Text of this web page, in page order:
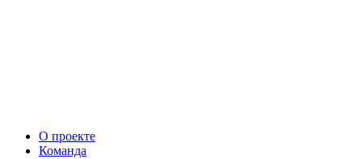
О проекте
Команда